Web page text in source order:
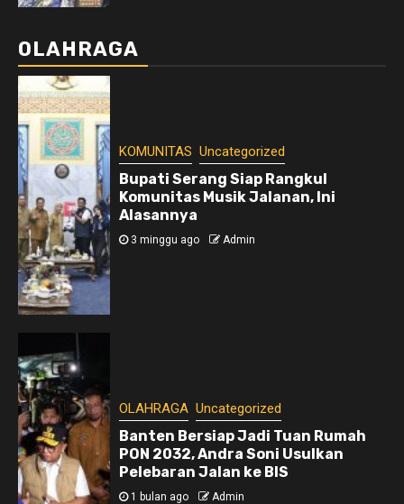
OLAHRAGA
KOMUNITAS Uncategorized
Bupati Serang Siap Rangkul
Komunitas Musik Jalanan, Ini
Alasannya
3 minggu ago Admin
OLAHRAGA Uncategorized
Banten Bersiap Jadi Tuan Rumah
PON 2032, Andra Soni Usulkan
Pelebaran Jalan ke BIS
1 bulan ago Admin